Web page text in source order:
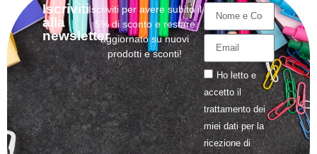
Iscriviti
alla
newsletter
Iscriviti per avere subito il
5% di sconto e restare
aggiornato su nuovi
prodotti e sconti!
Ho letto e
accetto il
trattamentodei
miei dati per la
ricezione di